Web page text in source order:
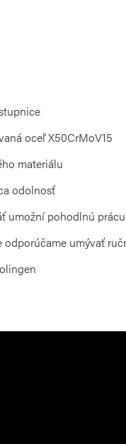
oceľ X50CrMoV15
materiálu
odolnosť
umožní pohodlnú
odporúčame umývať